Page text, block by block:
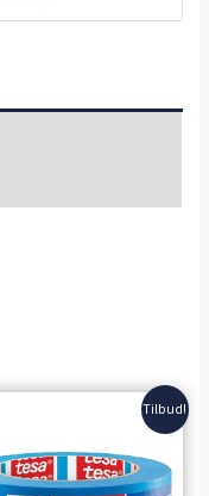
Tilbud!
var:
158,00 kr..
er:
99,00 kr..